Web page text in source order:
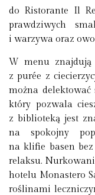
do Ristorante Il
prawdziwych
i warzywa oraz
W menu znajdują
z purée z
można
który pozwala
z biblioteką jest
na spokojny
na klifie basen bez
relaksu.
hotelu Monastero
roślinami